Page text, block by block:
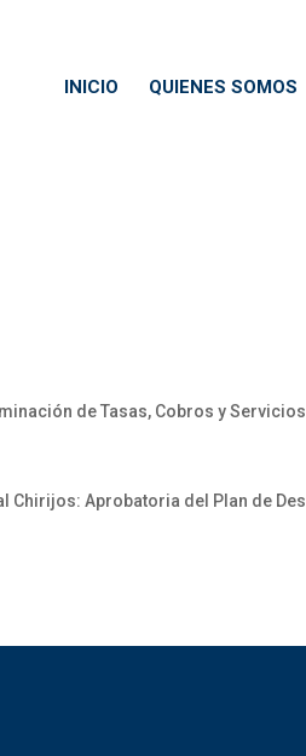
INICIO QUIENES SOMOS
de Tasas, Cobros y
Aprobatoria del Plan de